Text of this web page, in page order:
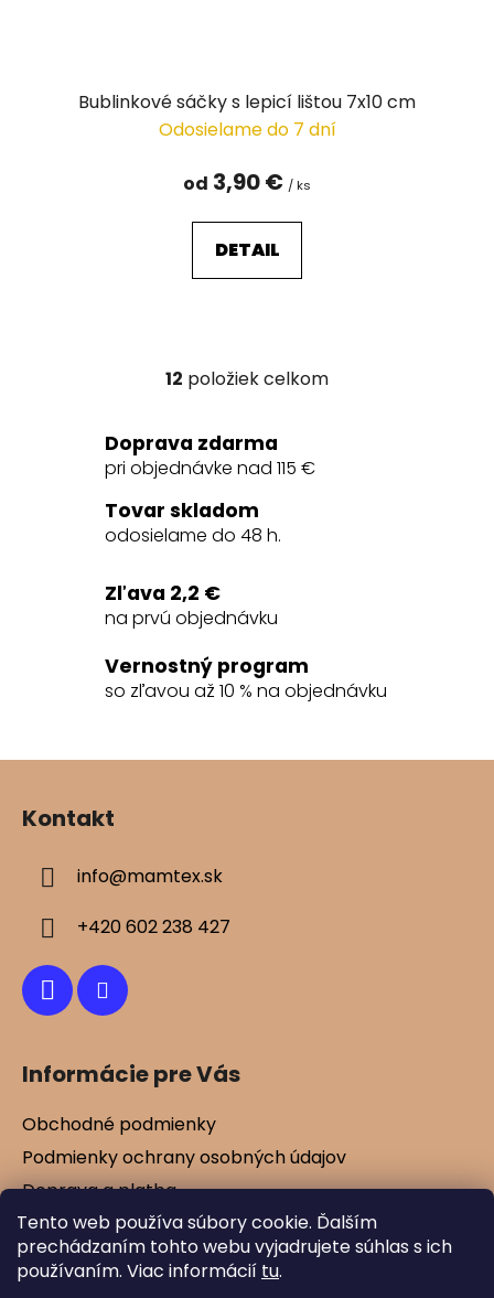
Tento web používa súbory cookie. Ďalším
prechádzaním tohto webu vyjadrujete súhlas s ich
používaním. Viac informácií tu.
Bublinkové sáčky s lepicí lištou 7x10 cm
Odosielame do 7 dní
od 3,90 € / ks
DETAIL
O
l
á
a
c
p
r
v
k
y
ý
12 položiek celkom
Doprava zdarma
pri objednávke nad 115 €
Tovar skladom
odosielame do 48 h.
Zľava 2,2 €
na prvú objednávku
Vernostný program
so zľavou až 10 % na objednávku
Z
Kontakt
info@mamtex.sk
+420 602 238 427
Informácie pre Vás
Obchodné podmienky
Podmienky ochrany osobných údajov
Doprava a platba
Kontakty
Vernostné zľavy